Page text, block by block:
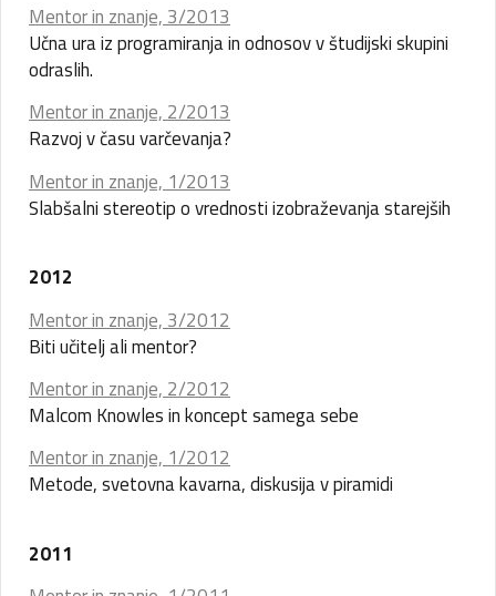
Mentor in znanje, 3/2013
Učna ura iz programiranja in odnosov v študijski skupini
odraslih.
Mentor in znanje, 2/2013
Razvoj v času varčevanja?
Mentor in znanje, 1/2013
Slabšalni stereotip o vrednosti izobraževanja starejših
2012
Mentor in znanje, 3/2012
Biti učitelj ali mentor?
Mentor in znanje, 2/2012
Malcom Knowles in koncept samega sebe
Mentor in znanje, 1/2012
Metode, svetovna kavarna, diskusija v piramidi
2011